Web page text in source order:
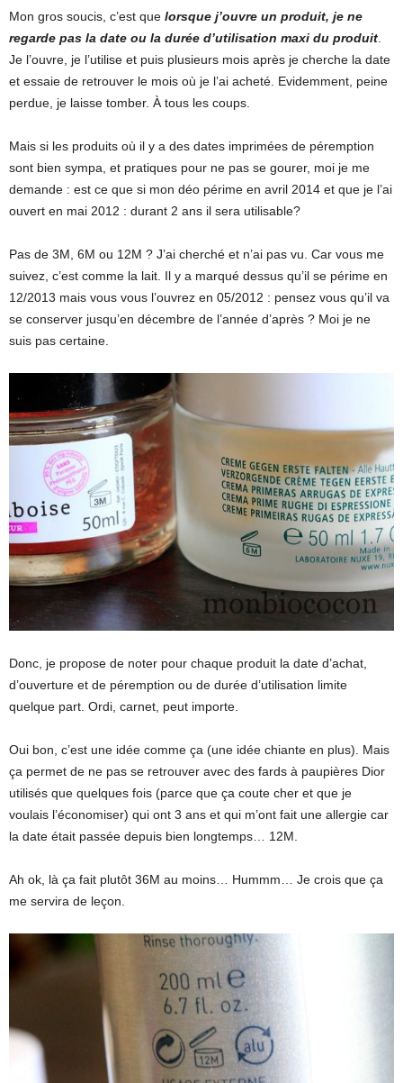
Mon gros soucis, c’est que lorsque j’ouvre un produit, je ne
regarde pas la date ou la durée d’utilisation maxi du produit.
Je l’ouvre, je l’utilise et puis plusieurs mois après je cherche la date
et essaie de retrouver le mois où je l’ai acheté. Evidemment, peine
perdue, je laisse tomber. À tous les coups.
Mais si les produits où il y a des dates imprimées de péremption
sont bien sympa, et pratiques pour ne pas se gourer, moi je me
demande : est ce que si mon déo périme en avril 2014 et que je l’ai
ouvert en mai 2012 : durant 2 ans il sera utilisable?
Pas de 3M, 6M ou 12M ? J’ai cherché et n’ai pas vu. Car vous me
suivez, c’est comme la lait. Il y a marqué dessus qu’il se périme en
12/2013 mais vous vous l’ouvrez en 05/2012 : pensez vous qu’il va
se conserver jusqu’en décembre de l’année d’après ? Moi je ne
suis pas certaine.
Donc, je propose de noter pour chaque produit la date d’achat,
d’ouverture et de péremption ou de durée d’utilisation limite
quelque part. Ordi, carnet, peut importe.
Oui bon, c’est une idée comme ça (une idée chiante en plus). Mais
ça permet de ne pas se retrouver avec des fards à paupières Dior
utilisés que quelques fois (parce que ça coute cher et que je
voulais l’économiser) qui ont 3 ans et qui m’ont fait une allergie car
la date était passée depuis bien longtemps… 12M.
Ah ok, là ça fait plutôt 36M au moins… Hummm… Je crois que ça
me servira de leçon.